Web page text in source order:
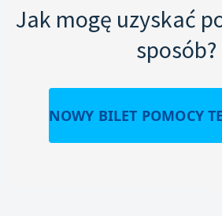
Jak mogę uzyskać
sposób?
NOWY BILET POMOCY